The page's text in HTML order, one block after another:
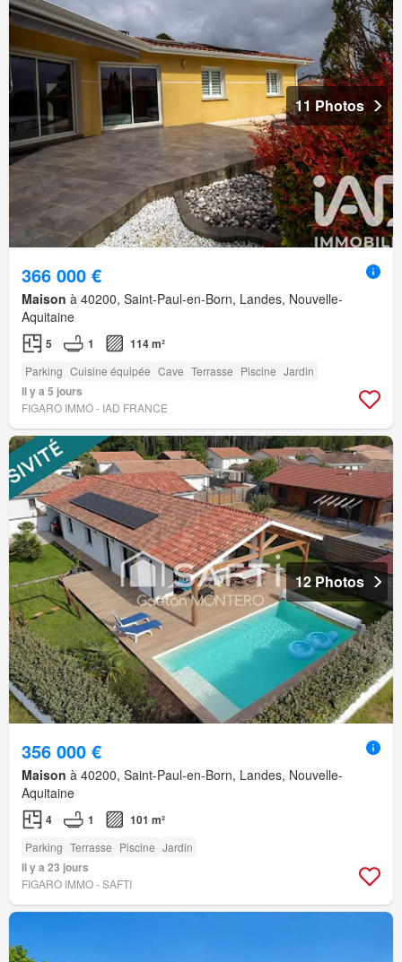
11 Photos
366 000 €
Maison à 40200, Saint-Paul-en-Born, Landes, Nouvelle-
Aquitaine
5 1 114 m²
Parking Cuisine équipée Cave Terrasse Piscine Jardin
Il y a 5 jours
FIGARO IMMO - IAD FRANCE
12 Photos
356 000 €
Maison à 40200, Saint-Paul-en-Born, Landes, Nouvelle-
Aquitaine
4 1 101 m²
Parking Terrasse Piscine Jardin
Il y a 23 jours
FIGARO IMMO - SAFTI